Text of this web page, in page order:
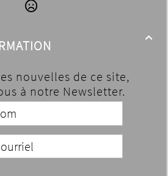

nouvelles de ce site,
à notre Newsletter.